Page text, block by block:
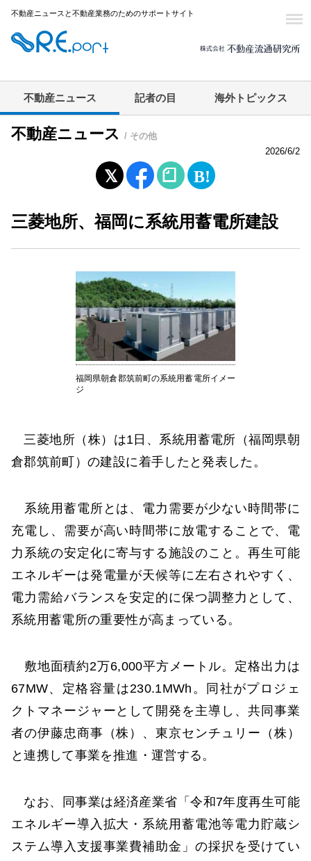
不動産ニュースと不動産業務のためのサポートサイト
不動産ニュース 記者の目 海外トピックス
不動産ニュース / その他
2026/6/2
三菱地所、福岡に系統用蓄電所建設
福岡県朝倉郡筑前町の系統用蓄電所イメー
ジ
三菱地所（株）は1日、系統用蓄電所（福岡県朝
倉郡筑前町）の建設に着手したと発表した。
系統用蓄電所とは、電力需要が少ない時間帯に
充電し、需要が高い時間帯に放電することで、電
力系統の安定化に寄与する施設のこと。再生可能
エネルギーは発電量が天候等に左右されやすく、
電力需給バランスを安定的に保つ調整力として、
系統用蓄電所の重要性が高まっている。
敷地面積約2万6,000平方メートル。定格出力は
67MW、定格容量は230.1MWh。同社がプロジェ
クトマネージャーとして開発を主導し、共同事業
者の伊藤忠商事（株）、東京センチュリー（株）
と連携して事業を推進・運営する。
なお、同事業は経済産業省「令和7年度再生可能
エネルギー導入拡大・系統用蓄電池等電力貯蔵シ
ステム導入支援事業費補助金」の採択を受けてい